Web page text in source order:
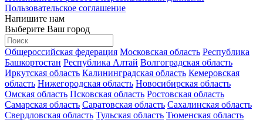
Пользовательское соглашение
Напишите нам
Выберите Ваш город
Общероссийская федерация Московская область Республика
Башкортостан Республика Алтай Волгоградская область
Иркутская область Калининградская область Кемеровская
область Нижегородская область Новосибирская область
Омская область Псковская область Ростовская область
Самарская область Саратовская область Сахалинская область
Свердловская область Тульская область Тюменская область